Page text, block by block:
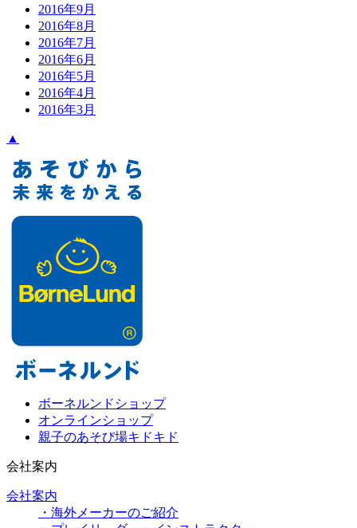
2016年9月
2016年8月
2016年7月
2016年6月
2016年5月
2016年4月
2016年3月
▲
ボーネルンドショップ
オンラインショップ
親子のあそび場キドキド
会社案内
会社案内
・海外メーカーのご紹介